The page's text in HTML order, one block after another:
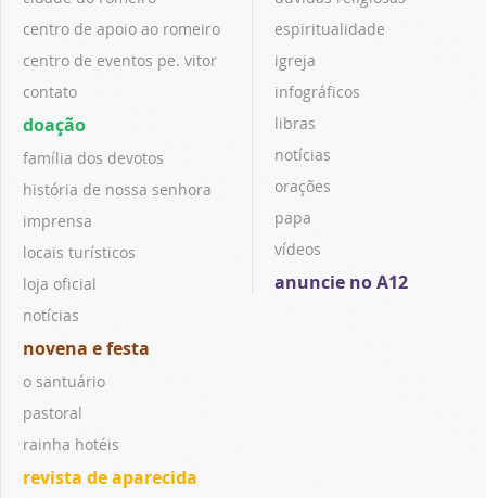
centro de apoio ao romeiro
centro de eventos pe. vitor
contato
doação
família dos devotos
história de nossa senhora
imprensa
locais turísticos
loja oficial
notícias
novena e festa
o santuário
pastoral
rainha hotéis
revista de aparecida
espiritualidade
igreja
infográficos
libras
notícias
orações
papa
vídeos
anuncie no A12